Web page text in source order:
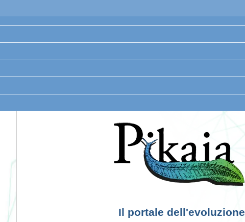
Il portale dell'evoluzione